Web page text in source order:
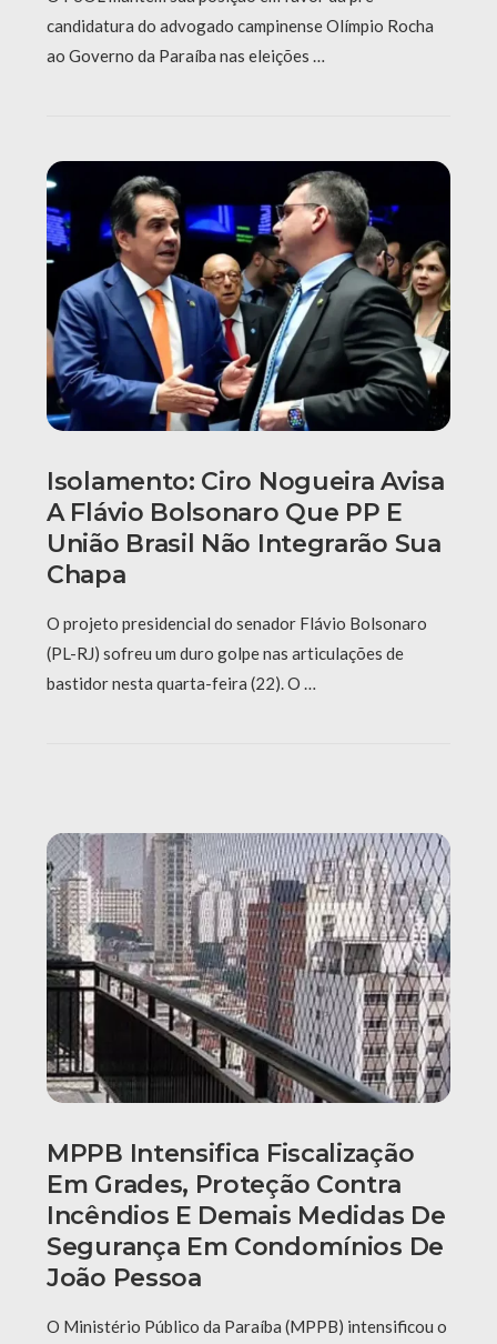
candidatura do advogado campinense Olímpio Rocha
ao Governo da Paraíba nas eleições …
Isolamento: Ciro Nogueira Avisa
A Flávio Bolsonaro Que PP E
União Brasil Não Integrarão Sua
Chapa
O projeto presidencial do senador Flávio Bolsonaro
(PL-RJ) sofreu um duro golpe nas articulações de
bastidor nesta quarta-feira (22). O …
MPPB Intensifica Fiscalização
Em Grades, Proteção Contra
Incêndios E Demais Medidas De
Segurança Em Condomínios De
João Pessoa
O Ministério Público da Paraíba (MPPB) intensificou o